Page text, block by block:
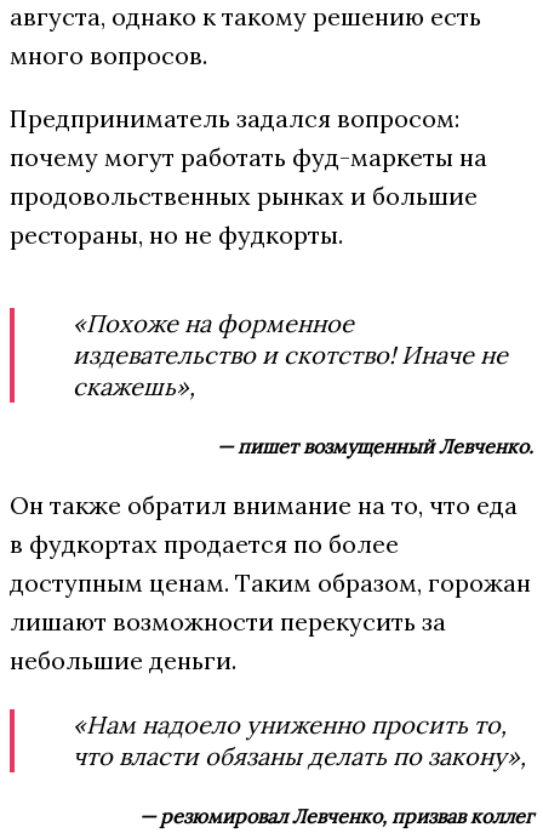
августа, однако к такому решению есть
много вопросов.
Предприниматель задался вопросом:
почему могут работать фуд-маркеты на
продовольственных рынках и большие
рестораны, но не фудкорты.
«Похоже на форменное
издевательство и скотство! Иначе не
скажешь»,
— пишет возмущенный Левченко.
Он также обратил внимание на то, что еда
в фудкортах продается по более
доступным ценам. Таким образом, горожан
лишают возможности перекусить за
небольшие деньги.
«Нам надоело униженно просить то,
что власти обязаны делать по закону»,
— резюмировал Левченко, призвав коллег